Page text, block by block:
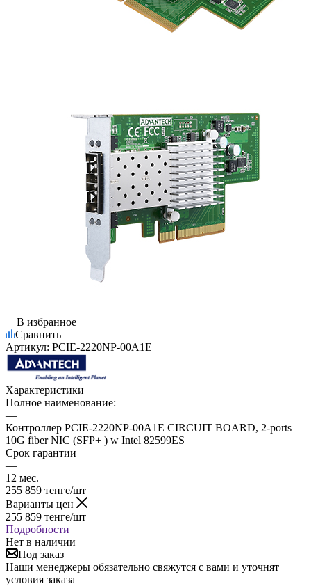
В избранное
Сравнить
Артикул: PCIE-2220NP-00A1E
Характеристики
Полное наименование:
—
Контроллер PCIE-2220NP-00A1E CIRCUIT BOARD, 2-ports
10G fiber NIC (SFP+ ) w Intel 82599ES
Срок гарантии
—
12 мес.
255 859 тенге/шт
Варианты цен
255 859 тенге/шт
Подробности
Нет в наличии
Под заказ
Наши менеджеры обязательно свяжутся с вами и уточнят
условия заказа